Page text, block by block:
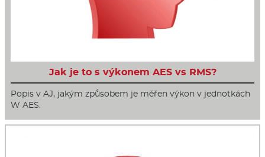
Jak je to s výkonem AES vs RMS?
Popis v AJ, jakým způsobem je měřen výkon v jednotkách
W AES.